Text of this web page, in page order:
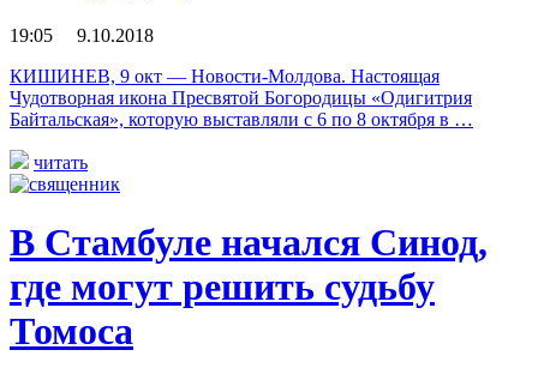
19:05 9.10.2018
КИШИНЕВ, 9 окт — Новости-Молдова. Настоящая
Чудотворная икона Пресвятой Богородицы «Одигитрия
Байтальская», которую выставляли с 6 по 8 октября в …
читать
В Стамбуле начался Синод,
где могут решить судьбу
Томоса